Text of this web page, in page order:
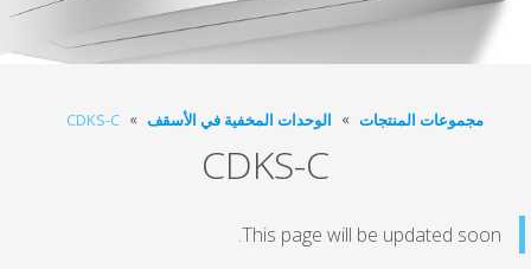
مجموعات المنتجات الوحدات المخفية في الأسقف CDKS-C
CDKS-C
This page will be updated